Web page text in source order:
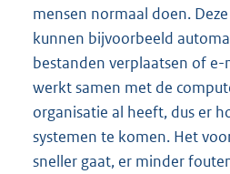
mensen normaal doen.
kunnen bijvoorbeeld
bestanden verplaatsen of e-
werkt samen met de
organisatie al heeft, dus er
systemen te komen. Het
sneller gaat, er minder